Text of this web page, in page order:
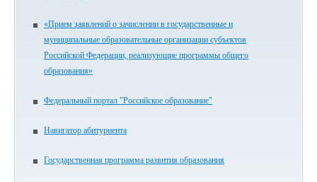
«Прием заявлений о зачислении в государственные и
муниципальные образовательные организации субъектов
Российской Федерации, реализующие программы общего
образования»
Федеральный портал "Российское образование"
Навигатор абитуриента
Государственная программа развития образования